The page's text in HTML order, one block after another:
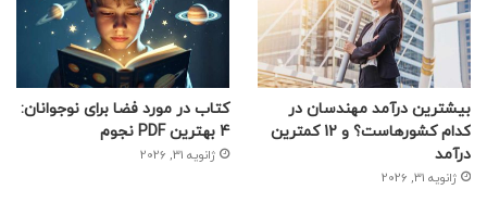
بیشترین درآمد مهندسان در
کدام کشورهاست؟ و 12 کمترین
درآمد
ژانویه 31, 2026
کتاب در مورد فضا برای نوجوانان:
4 بهترین PDF نجوم
ژانویه 31, 2026